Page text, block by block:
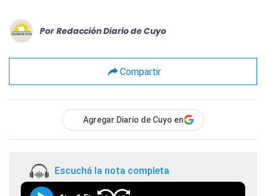
Por Redacción Diario de Cuyo
Compartir
Agregar Diario de Cuyo en
Escuchá la nota completa